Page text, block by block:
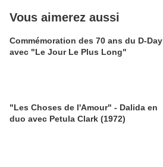
Vous aimerez aussi
Commémoration des 70 ans du D-Day
avec "Le Jour Le Plus Long"
"Les Choses de l'Amour" - Dalida en
duo avec Petula Clark (1972)